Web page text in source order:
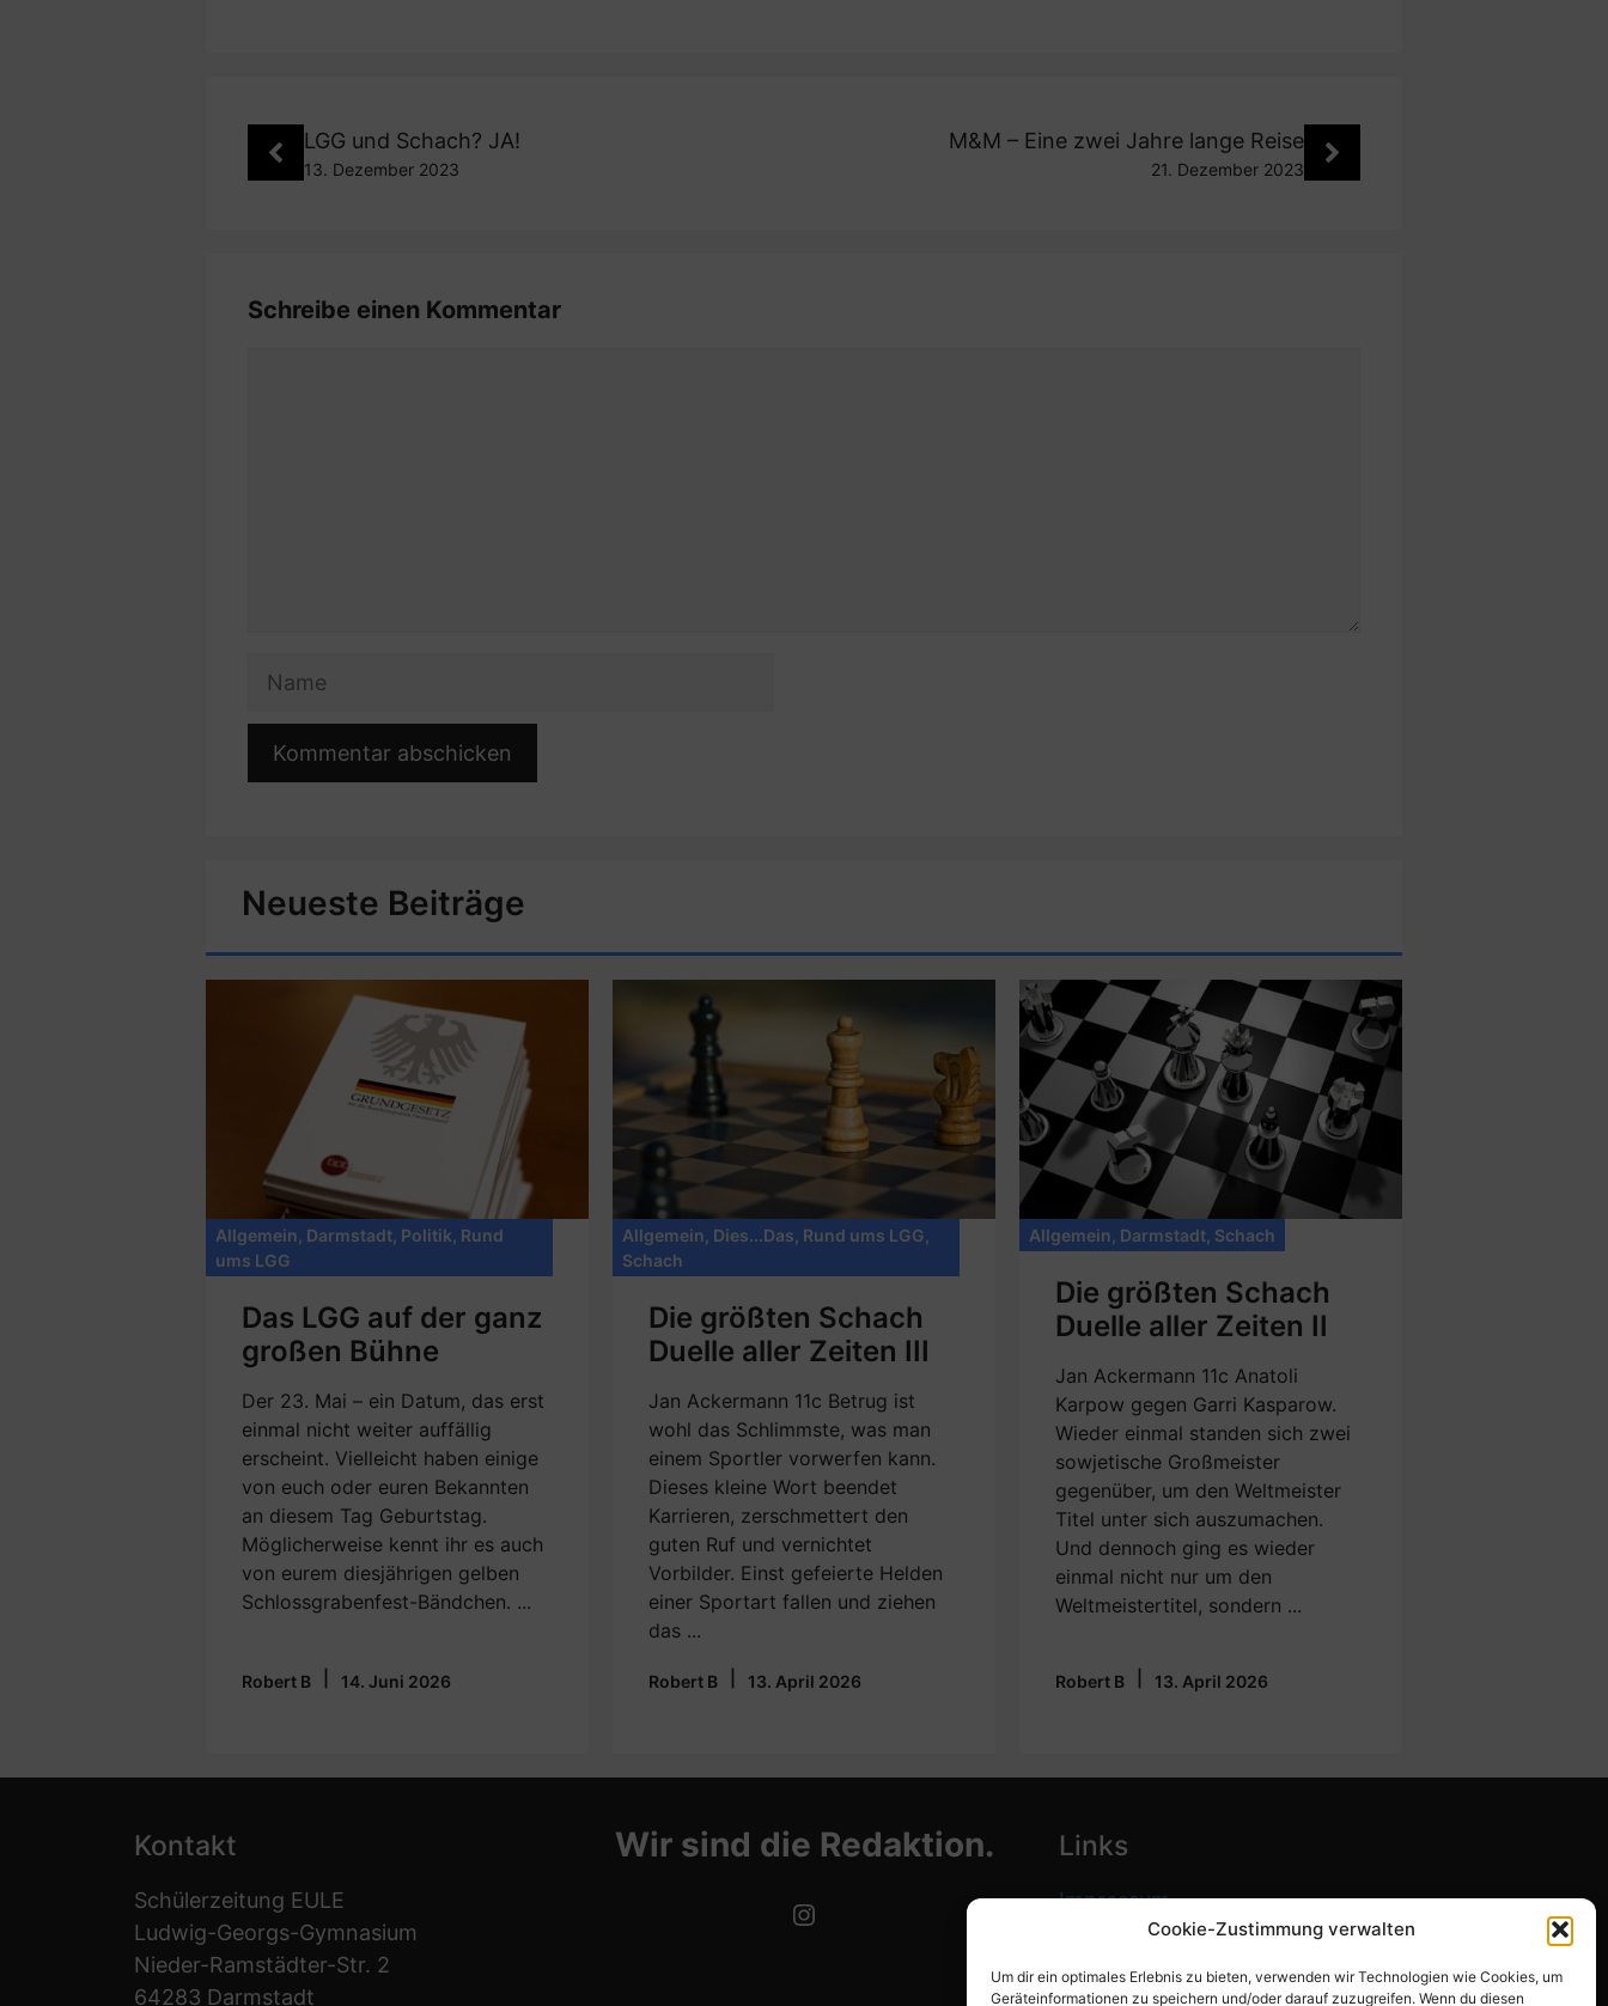
Cookie-Zustimmung verwalten
Um dir ein optimales Erlebnis zu bieten, verwenden wir Technologien wie Cookies, um
Geräteinformationen zu speichern und/oder darauf zuzugreifen. Wenn du diesen
LGG und Schach? JA!
13. Dezember 2023
M&M – Eine zwei Jahre lange Reise
21. Dezember 2023
Schreibe einen Kommentar
Neueste Beiträge
Allgemein Darmstadt Politik Rund
ums LGG
Das LGG auf der ganz
großen Bühne
Der 23. Mai – ein Datum, das erst
einmal nicht weiter auffällig
erscheint. Vielleicht haben einige
von euch oder euren Bekannten
an diesem Tag Geburtstag.
Möglicherweise kennt ihr es auch
von eurem diesjährigen gelben
Schlossgrabenfest-Bändchen. ...
Robert B 14. Juni 2026
Allgemein Dies...Das Rund ums LGG
Schach
Die größten Schach
Duelle aller Zeiten III
Jan Ackermann 11c Betrug ist
wohl das Schlimmste, was man
einem Sportler vorwerfen kann.
Dieses kleine Wort beendet
Karrieren, zerschmettert den
guten Ruf und vernichtet
Vorbilder. Einst gefeierte Helden
einer Sportart fallen und ziehen
das ...
Robert B 13. April 2026
Allgemein Darmstadt, Schach
Die größten Schach
Duelle aller Zeiten II
Jan Ackermann 11c Anatoli
Karpow gegen Garri Kasparow.
Wieder einmal standen sich zwei
sowjetische Großmeister
gegenüber, um den Weltmeister
Titel unter sich auszumachen.
Und dennoch ging es wieder
einmal nicht nur um den
Weltmeistertitel, sondern ...
Robert B 13. April 2026
Kontakt
Schülerzeitung EULE
Ludwig-Georgs-Gymnasium
Nieder-Ramstädter-Str. 2
64283 Darmstadt
Wir sind die Redaktion.
Instagram
Links
Impressum
Datenschutzerklärung
Cookie-Richtlinie (EU)